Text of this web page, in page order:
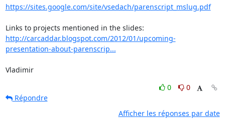
https://sites.google.com/site/vsedach/parenscript_mslug.pdf
http://carcaddar.blogspot.com/2012/01/upcoming-
presentation-about-parenscrip...
Vladimir
0
0
Répondre
Afficher les réponses par date